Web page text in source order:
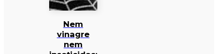
Nem
vinagre
nem